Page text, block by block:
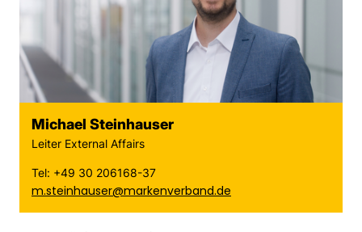
Michael Steinhauser
Leiter External Affairs
Tel: +49 30 206168-37
m.steinhauser@markenverband.de